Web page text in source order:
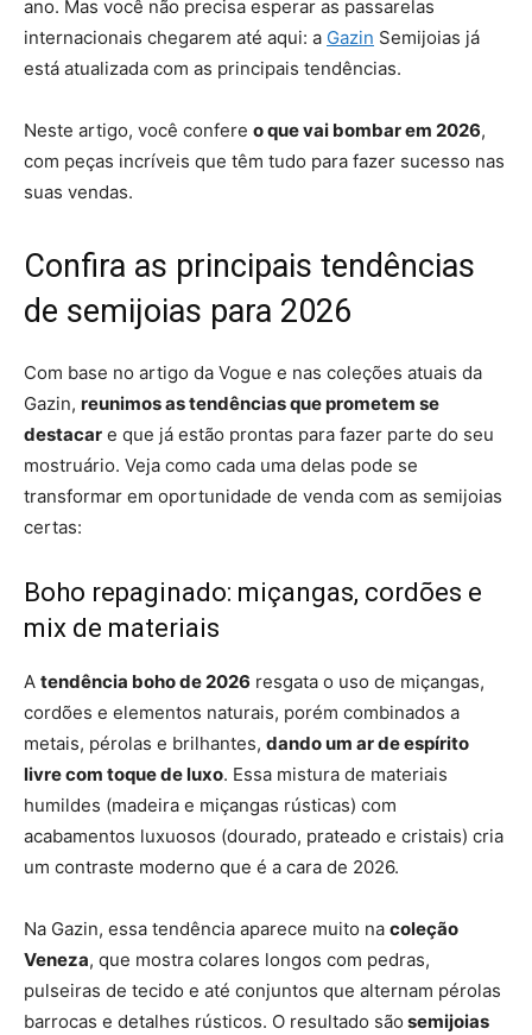
ano. Mas você não precisa esperar as passarelas
internacionais chegarem até aqui: a Gazin Semijoias já
está atualizada com as principais tendências.
Neste artigo, você confere o que vai bombar em 2026,
com peças incríveis que têm tudo para fazer sucesso nas
suas vendas.
Confira as principais tendências
de semijoias para 2026
Com base no artigo da Vogue e nas coleções atuais da
Gazin, reunimos as tendências que prometem se
destacar e que já estão prontas para fazer parte do seu
mostruário. Veja como cada uma delas pode se
transformar em oportunidade de venda com as semijoias
certas:
Boho repaginado: miçangas, cordões e
mix de materiais
A tendência boho de 2026 resgata o uso de miçangas,
cordões e elementos naturais, porém combinados a
metais, pérolas e brilhantes, dando um ar de espírito
livre com toque de luxo. Essa mistura de materiais
humildes (madeira e miçangas rústicas) com
acabamentos luxuosos (dourado, prateado e cristais) cria
um contraste moderno que é a cara de 2026.
Na Gazin, essa tendência aparece muito na coleção
Veneza, que mostra colares longos com pedras,
pulseiras de tecido e até conjuntos que alternam pérolas
barrocas e detalhes rústicos. O resultado são semijoias